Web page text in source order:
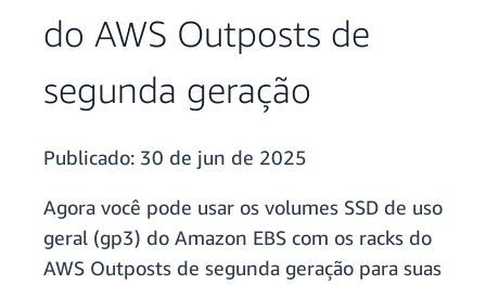
do AWS Outposts de
segunda geração
Publicado: 30 de jun de 2025
Agora você pode usar os volumes SSD de uso
geral (gp3) do Amazon EBS com os racks do
AWS Outposts de segunda geração para suas